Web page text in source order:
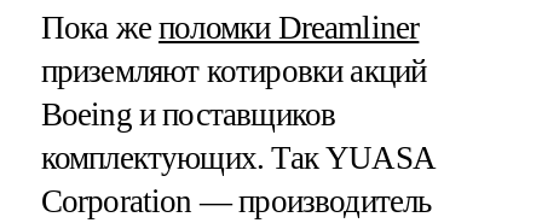
Пока жеполомки Dreamliner
приземляют котировки акций
Boeing и поставщиков
комплектующих. Так YUASA
Corporation — производитель